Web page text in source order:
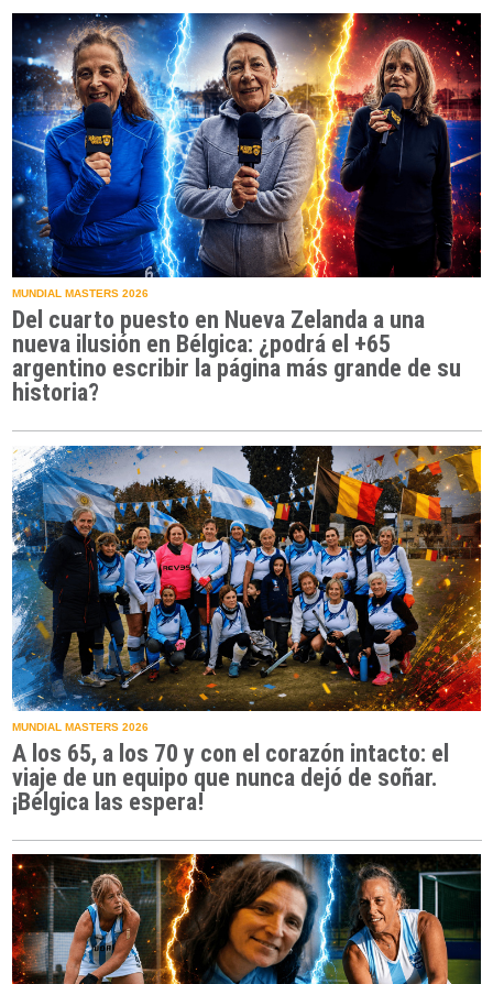
MUNDIAL MASTERS 2026
Del cuarto puesto en Nueva Zelanda a una
nueva ilusión en Bélgica: ¿podrá el +65
argentino escribir la página más grande de su
historia?
MUNDIAL MASTERS 2026
A los 65, a los 70 y con el corazón intacto: el
viaje de un equipo que nunca dejó de soñar.
¡Bélgica las espera!